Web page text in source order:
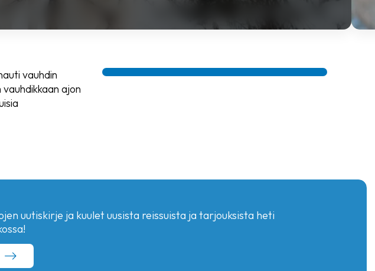
vauhdin
ajon
uutiskirje ja kuulet uusista reissuista ja tarjouksista heti